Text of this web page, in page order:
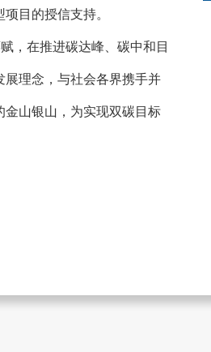
目的授信支持。
，在推进碳达峰、碳中和目
理念，与社会各界携手并
金山银山，为实现双碳目标